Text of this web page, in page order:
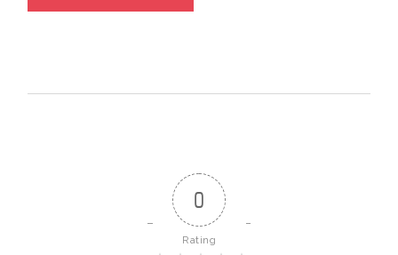
0
Rating